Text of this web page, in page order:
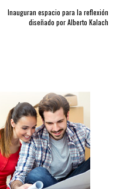
Inauguran espacio para la reflexión
diseñado por Alberto Kalach